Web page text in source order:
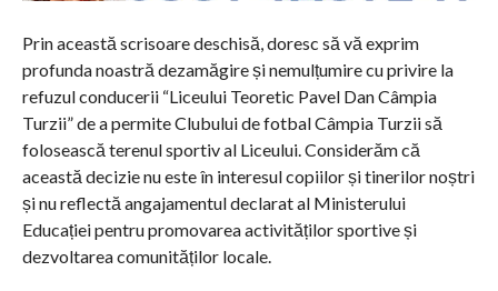
Prin această scrisoare deschisă, doresc să vă exprim
profunda noastră dezamăgire și nemulțumire cu privire la
refuzul conducerii “Liceului Teoretic Pavel Dan Câmpia
Turzii” de a permite Clubului de fotbal Câmpia Turzii să
folosească terenul sportiv al Liceului. Considerăm că
această decizie nu este în interesul copiilor și tinerilor noștri
și nu reflectă angajamentul declarat al Ministerului
Educației pentru promovarea activităților sportive și
dezvoltarea comunităților locale.